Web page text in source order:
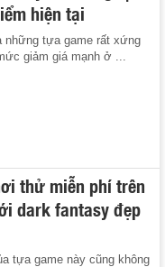
hiện tại
những tựa game rất xứng
giảm giá mạnh ở ...
thử miễn phí trên
dark fantasy đẹp
tựa game này cũng không